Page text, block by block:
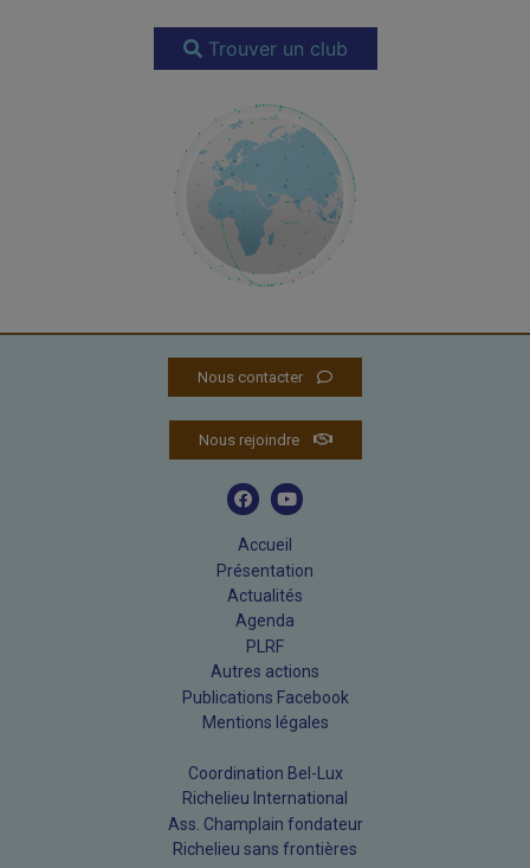
Trouver un club
Nous contacter
Nous rejoindre
Accueil
Présentation
Actualités
Agenda
PLRF
Autres actions
Publications Facebook
Mentions légales
Coordination Bel-Lux
Richelieu International
Ass. Champlain fondateur
Richelieu sans frontières